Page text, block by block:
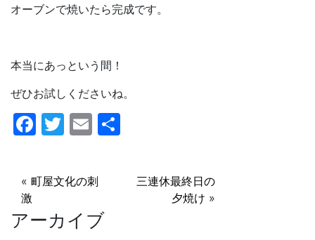
オーブンで焼いたら完成です。
本当にあっという間！
ぜひお試しくださいね。
F
e
b
T
er
E
l
« 町屋文化の刺
激
三連休最終日の
夕焼け »
アーカイブ